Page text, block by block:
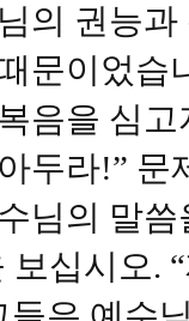
의 권능
문이었습
음을 심
두라!” 문
님의 말
보십시오.